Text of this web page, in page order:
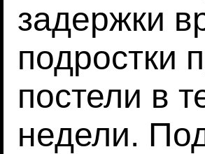
задержки
подростки
постели в
недели.